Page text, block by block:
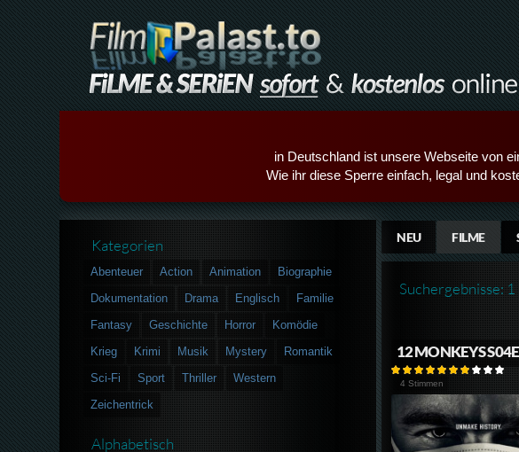
in Deutschland ist unsere Webseite von
Wie ihr diese Sperre einfach, legal und
NEU FILME
Suchergebnisse: 1
12 MONKEYS
4 Stimmen
Kategorien
Abenteuer Action Animation
Biographie
Dokumentation
Drama Englisch
Familie
Fantasy
Geschichte Horror
Komödie
Krieg
Krimi Musik Mystery
Romantik
Sci-Fi
Sport Thriller
Western
Zeichentrick
Alphabetisch